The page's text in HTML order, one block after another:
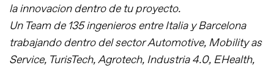
la innovacion dentro de tu proyecto.
Un Team de 135 ingenieros entre Italia y Barcelona
trabajando dentro del sector Automotive, Mobility as
Service, TurisTech, Agrotech, Industria 4.0, EHealth,